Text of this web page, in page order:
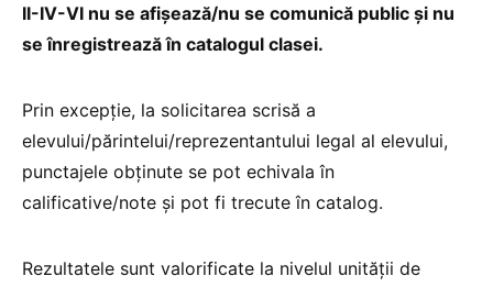
II-IV-VI nu se afișează/nu se comunică public și nu
se înregistrează în catalogul clasei.
Prin excepție, la solicitarea scrisă a
elevului/părintelui/reprezentantului legal al elevului,
punctajele obținute se pot echivala în
calificative/note și pot fi trecute în catalog.
Rezultatele sunt valorificate la nivelul unității de